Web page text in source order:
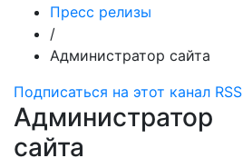
Пресс релизы
/
Администратор сайта
Подписаться на этот канал RSS
Администратор
сайта